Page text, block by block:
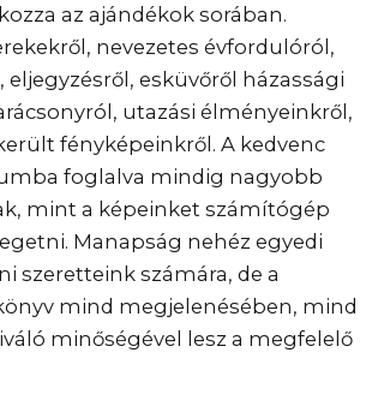
az ajándékok sorában.
nevezetes évfordulóról,
esküvőről házassági
utazási élményeinkről,
fényképeinkről. A kedvenc
foglalva mindig nagyobb
mint a képeinket számítógép
Manapság nehéz egyedi
szeretteink számára, de a
mind megjelenésében, mind
minőségével lesz a megfelelő